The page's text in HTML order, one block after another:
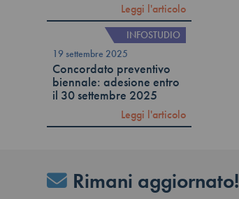
Leggi l'articolo
INFOSTUDIO
19 settembre 2025
Concordato preventivo
biennale: adesione entro
il 30 settembre 2025
Leggi l'articolo
Rimani aggiornato!